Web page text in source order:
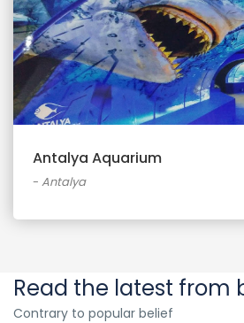
Antalya Aquarium
- Antalya
Read the latest from
Contrary to popular belief